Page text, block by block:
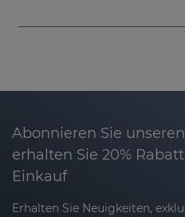
Abonnieren Sie
erhalten Sie 20%
Einkauf
Erhalten Sie Neuigkeiten,